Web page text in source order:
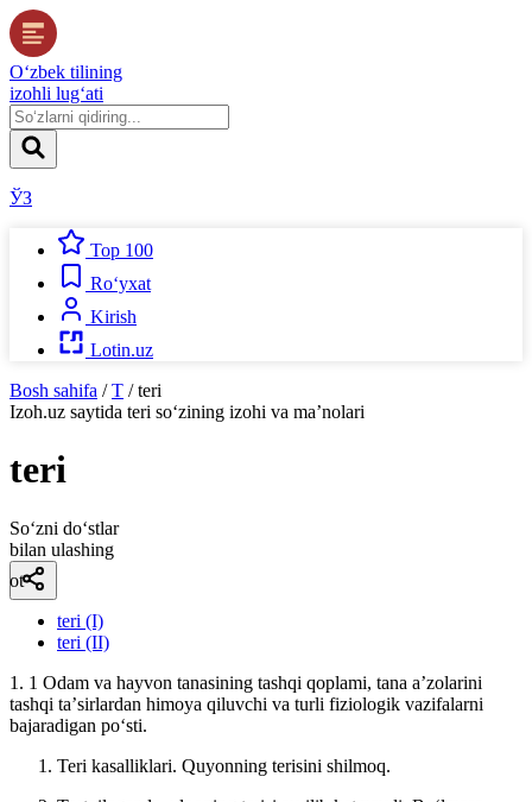
O‘zbek tilining
izohli lug‘ati
ЎЗ
Top 100
Ro‘yxat
Kirish
Lotin.uz
Bosh sahifa / T / teri
Izoh.uz saytida teri so‘zining izohi va ma’nolari
teri
So‘zni do‘stlar
bilan ulashing
ot
teri (I)
teri (II)
1. 1 Odam va hayvon tanasining tashqi qoplami, tana aʼzolarini
tashqi taʼsirlardan himoya qiluvchi va turli fiziologik vazifalarni
bajaradigan poʻsti.
Teri kasalliklari. Quyonning terisini shilmoq.